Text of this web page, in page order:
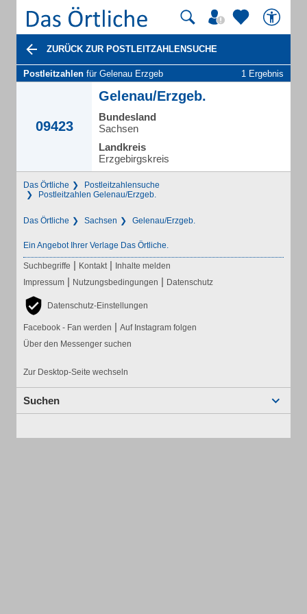
ZURÜCK ZUR POSTLEITZAHLENSUCHE
Postleitzahlen für Gelenau Erzgeb 1 Ergebnis
09423
Gelenau/Erzgeb.
Bundesland
Sachsen
Landkreis
Erzgebirgskreis
Das Örtliche
Postleitzahlensuche
Postleitzahlen Gelenau/Erzgeb.
Das Örtliche Sachsen Gelenau/Erzgeb.
Ein Angebot Ihrer Verlage Das Örtliche.
Suchbegriffe | Kontakt | Inhalte melden
Impressum | Nutzungsbedingungen | Datenschutz
Datenschutz-Einstellungen
Facebook - Fan werden | Auf Instagram folgen
Über den Messenger suchen
Zur Desktop-Seite wechseln
Suchen